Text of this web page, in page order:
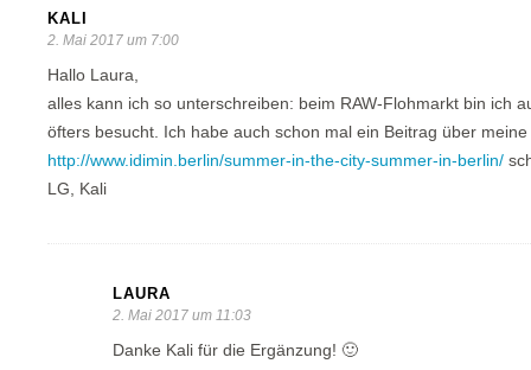
KALI
2. Mai 2017 um 7:00
Hallo Laura,
alles kann ich so unterschreiben: beim RAW-Flohmarkt bin ich
öfters besucht. Ich habe auch schon mal ein Beitrag über
http://www.idimin.berlin/summer-in-the-city-summer-in-berlin/
LG, Kali
LAURA
2. Mai 2017 um 11:03
Danke Kali für die Ergänzung! 🙂